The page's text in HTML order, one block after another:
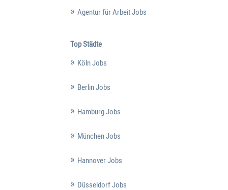
Agentur für Arbeit Jobs
Top Städte
Köln Jobs
Berlin Jobs
Hamburg Jobs
München Jobs
Hannover Jobs
Düsseldorf Jobs